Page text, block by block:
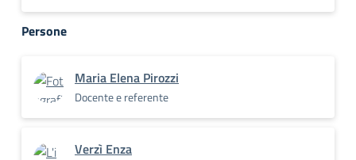
Persone
Maria Elena Pirozzi
Docente e referente
Verzì Enza